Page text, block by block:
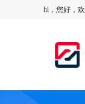
hi，您好，